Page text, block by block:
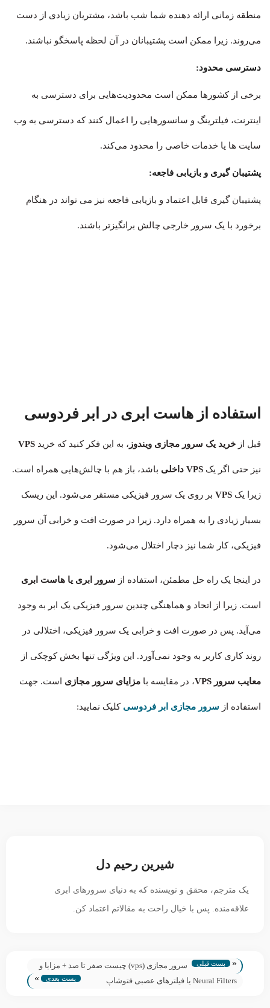
منطقه زمانی ارائه دهنده شما شب باشد، مشتریان زیادی از دست
می‌روند. زیرا ممکن است پشتیبانان در آن لحظه پاسخگو نباشند.
دسترسی محدود:
برخی از کشورها ممکن است محدودیت‌هایی برای دسترسی به
اینترنت، فیلترینگ و سانسورهایی را اعمال کنند که دسترسی به وب
سایت ها یا خدمات خاصی را محدود می‌کند.
پشتیبان گیری و بازیابی فاجعه:
پشتیبان گیری قابل اعتماد و بازیابی فاجعه نیز می تواند در هنگام
برخورد با یک سرور خارجی چالش برانگیزتر باشند.
استفاده از هاست ابری در ابر فردوسی
قبل ازخرید یک سرور مجازی ویندوز، به این فکر کنید که خرید VPS
نیز حتی اگر یک VPS داخلی باشد، باز هم با چالش‌هایی همراه است.
زیرا یک VPS بر روی یک سرور فیزیکی مستقر می‌شود. این ریسک
بسیار زیادی را به همراه دارد. زیرا در صورت افت و خرابی آن سرور
فیزیکی، کار شما نیز دچار اختلال می‌شود.
در اینجا یک راه حل مطمئن، استفاده از سرور ابری یا هاست ابری
است. زیرا از اتحاد و هماهنگی چندین سرور فیزیکی یک ابر به وجود
می‌آید. پس در صورت افت و خرابی یک سرور فیزیکی، اختلالی در
روند کاری کاربر به وجود نمی‌آورد. این ویژگی تنها بخش کوچکی از
معایب سرور VPS ، در مقایسه با مزایای سرور مجازی است. جهت
استفاده از سرور مجازی ابر فردوسی کلیک نمایید:
شیرین رحیم دل
یک مترجم، محقق و نویسنده که به دنیای سرورهای ابری
علاقه‌منده. پس با خیال راحت به مقالاتم اعتماد کن.
« پست قبلی
سرور مجازی (vps) چیست صفر تا صد + مزایا و
معایب
Neural Filters یا فیلترهای عصبی فتوشاپ
پست بعدی »